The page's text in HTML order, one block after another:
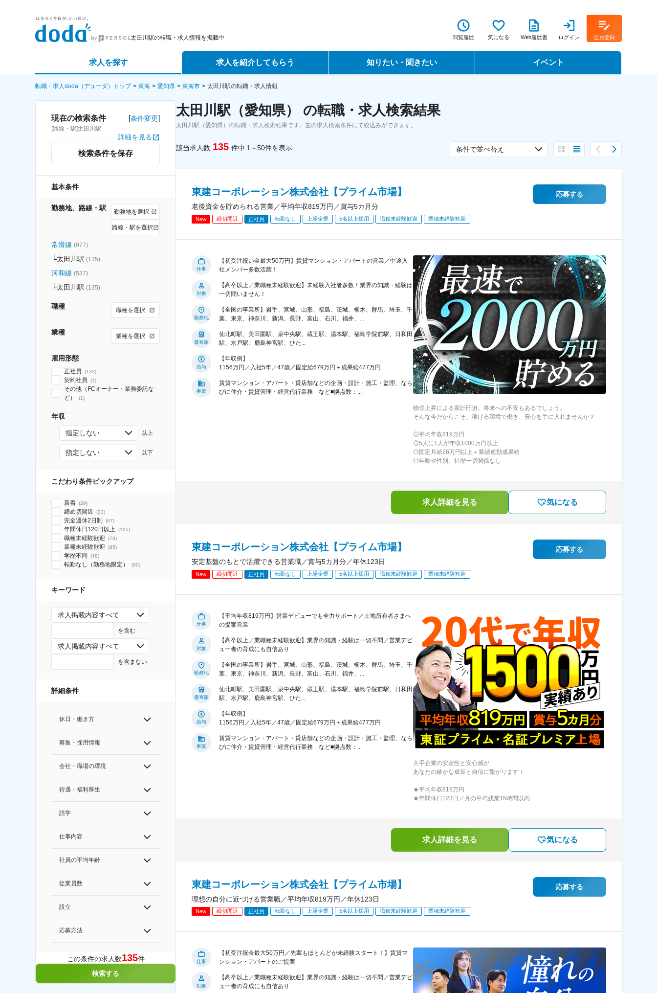
太田川駅の転職・求人情報を掲載中 閲覧履歴 気になる Web履歴書 ログイン 会員登録
求人を探す
詳細条件から探す
求人特集から探す
求人を紹介してもらう
エージェントサービス
スカウトサービス
知りたい・聞きたい
データで見る転職
イベント
転職・求人doda（デューダ）トップ 東海 愛知県 東海市 太田川駅の転職・求人情報
現在の検索条件 [条件変更]
[路線・駅]太田川駅
詳細を見る
検索条件を保存
基本条件
勤務地、路線・駅 勤務地を選択
路線・駅を選択
常滑線 (977)
太田川駅 (135)
河和線 (537)
太田川駅 (135)
職種 職種を選択
業種 業種を選択
雇用形態
正社員 (133)
契約社員 (1)
その他（FCオーナー・業務委託な
ど）
(1)
年収
指定しない 以上
指定しない 以下
こだわり条件ピックアップ
新着 (29)
締め切間近 (23)
完全週休2日制 (87)
年間休日120日以上 (105)
職種未経験歓迎 (78)
業種未経験歓迎 (85)
学歴不問 (48)
転勤なし（勤務地限定） (90)
キーワード
求人掲載内容すべて
を含む
求人掲載内容すべて
を含まない
詳細条件
休日・働き方
募集・採用情報
会社・職場の環境
待遇・福利厚生
語学
仕事内容
社員の平均年齢
従業員数
設立
応募方法
この条件の求人数135件
検索する
太田川駅（愛知県） の転職・求人検索結果
太田川駅（愛知県）の転職・求人検索結果です。左の求人検索条件にて絞込みができます。
該当求人数 135 件中 1～50件を表示 条件で並べ替え
東建コーポレーション株式会社【プライム市場】
老後資金を貯められる営業／平均年収819万円／賞与5カ月分
New 締切間近 正社員 転勤なし 上場企業 5名以上採用 職種未経験歓迎 業種未経験歓迎
応募する
仕事
【初受注祝い金最大50万円】賃貸マンション・アパートの営業／中途入
社メンバー多数活躍！
対象
【高卒以上／業職種未経験歓迎】未経験入社者多数！業界の知識・経験は
一切問いません！
勤務地
【全国の事業所】岩手、宮城、山形、福島、茨城、栃木、群馬、埼玉、千
葉、東京、神奈川、新潟、長野、富山、石川、福井、...
最寄駅
仙北町駅、美田園駅、泉中央駅、蔵王駅、湯本駅、福島学院前駅、日和田
駅、水戸駅、鹿島神宮駅、ひた...
給与
【年収例】
1156万円／入社5年／47歳／固定給679万円＋成果給477万円
事業
賃貸マンション・アパート・貸店舗などの企画・設計・施工・監理、なら
びに仲介・賃貸管理・経営代行業務 など■拠点数：...
物価上昇による家計圧迫。将来への不安もあるでしょう。
そんな今だからこそ、稼げる環境で働き、安心を手に入れませんか？
◎平均年収819万円
◎5人に1人が年収1000万円以上
◎固定月給26万円以上＋業績連動成果給
◎年齢や性別、社歴一切関係なし
求人詳細を見る 気になる
東建コーポレーション株式会社【プライム市場】
安定基盤のもとで活躍できる営業職／賞与5カ月分／年休123日
New 締切間近 正社員 転勤なし 上場企業 5名以上採用 職種未経験歓迎 業種未経験歓迎
応募する
仕事
【平均年収819万円】営業デビューでも全力サポート／土地所有者さまへ
の提案営業
対象
【高卒以上／業職種未経験歓迎】業界の知識・経験は一切不問／営業デビ
ュー者の育成にも自信あり
勤務地
【全国の事業所】岩手、宮城、山形、福島、茨城、栃木、群馬、埼玉、千
葉、東京、神奈川、新潟、長野、富山、石川、福井、...
最寄駅
仙北町駅、美田園駅、泉中央駅、蔵王駅、湯本駅、福島学院前駅、日和田
駅、水戸駅、鹿島神宮駅、ひた...
給与
【年収例】
1156万円／入社5年／47歳／固定給679万円＋成果給477万円
事業
賃貸マンション・アパート・貸店舗などの企画・設計・施工・監理、なら
びに仲介・賃貸管理・経営代行業務 など■拠点数：...
大手企業の安定性と安心感が
あなたの確かな成長と自信に繋がります！
★平均年収819万円
★年間休日123日／月の平均残業15時間以内
求人詳細を見る 気になる
東建コーポレーション株式会社【プライム市場】
理想の自分に近づける営業職／平均年収819万円／年休123日
New 締切間近 正社員 転勤なし 上場企業 5名以上採用 職種未経験歓迎 業種未経験歓迎
応募する
仕事
【初受注祝金最大50万円／先輩もほとんどが未経験スタート！】賃貸マ
ンション・アパートのご提案
対象
【高卒以上／業職種未経験歓迎】業界の知識・経験は一切不問／営業デビ
ュー者の育成にも自信あり